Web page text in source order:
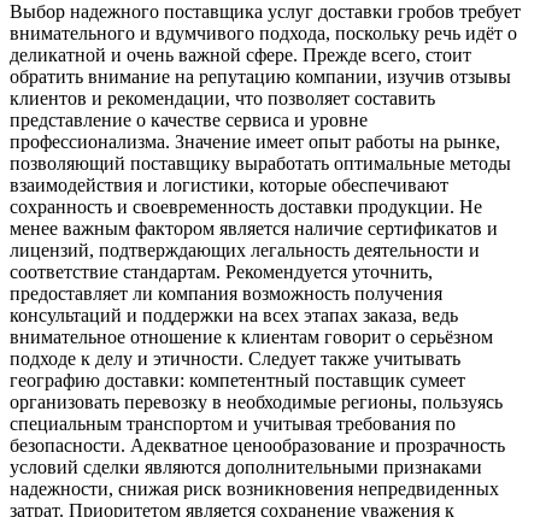
Выбор надежного поставщика услуг доставки гробов требует
внимательного и вдумчивого подхода, поскольку речь идёт о
деликатной и очень важной сфере. Прежде всего, стоит
обратить внимание на репутацию компании, изучив отзывы
клиентов и рекомендации, что позволяет составить
представление о качестве сервиса и уровне
профессионализма. Значение имеет опыт работы на рынке,
позволяющий поставщику выработать оптимальные методы
взаимодействия и логистики, которые обеспечивают
сохранность и своевременность доставки продукции. Не
менее важным фактором является наличие сертификатов и
лицензий, подтверждающих легальность деятельности и
соответствие стандартам. Рекомендуется уточнить,
предоставляет ли компания возможность получения
консультаций и поддержки на всех этапах заказа, ведь
внимательное отношение к клиентам говорит о серьёзном
подходе к делу и этичности. Следует также учитывать
географию доставки: компетентный поставщик сумеет
организовать перевозку в необходимые регионы, пользуясь
специальным транспортом и учитывая требования по
безопасности. Адекватное ценообразование и прозрачность
условий сделки являются дополнительными признаками
надежности, снижая риск возникновения непредвиденных
затрат. Приоритетом является сохранение уважения к